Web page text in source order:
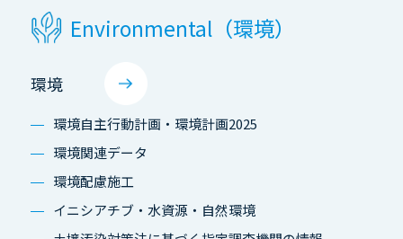
Environmental（環境）
環境
環境自主行動計画・環境計画2025
環境関連データ
環境配慮施工
イニシアチブ・水資源・自然環境